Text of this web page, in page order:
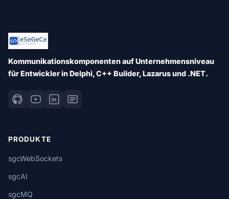
Kommunikationskomponenten auf Unternehmensniveau
für Entwickler in Delphi, C++ Builder, Lazarus und .NET.
PRODUKTE
sgcWebSockets
sgcAI
sgcMQ